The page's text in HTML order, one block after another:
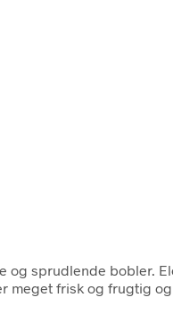
og sprudlende bobler.
meget frisk og frugtig